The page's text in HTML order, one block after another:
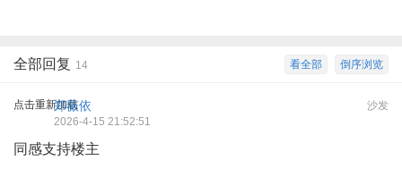
倒序浏览
看全部
全部回复 14
点击重新加载 沙发
郑薇依
2026-4-15 21:52:51
同感支持楼主